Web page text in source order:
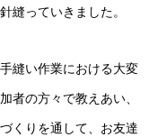
縫っていきました。
縫い作業における大変
者の方々で教えあい、
くりを通して、お友達